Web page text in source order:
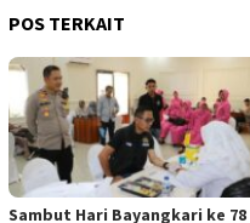
POS TERKAIT
Sambut Hari Bayangkari ke 78